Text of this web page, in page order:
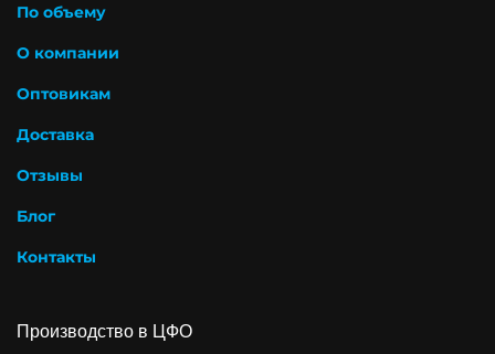
По объему
О компании
Оптовикам
Доставка
Отзывы
Блог
Контакты
Производство в ЦФО